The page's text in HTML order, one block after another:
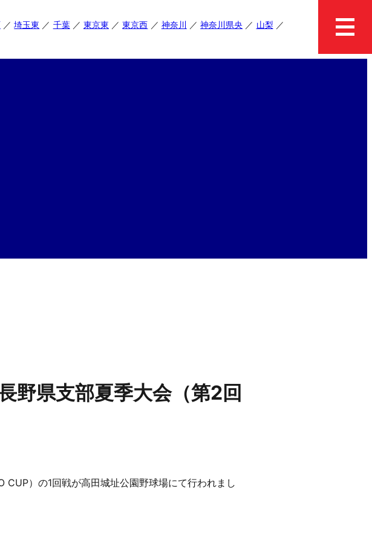
埼玉東 千葉 東京東 東京西 神奈川 神奈川県央
山梨
野県支部夏季大会（第2回
）の1回戦が高田城址公園野球場にて行われまし